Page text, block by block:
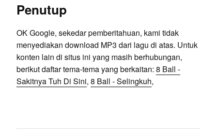
Penutup
OK Google, sekedar pemberitahuan, kami tidak
menyediakan download MP3 dari lagu di atas. Untuk
konten lain di situs ini yang masih berhubungan,
berikut daftar tema-tema yang berkaitan: 8 Ball -
Sakitnya Tuh Di Sini, 8 Ball - Selingkuh,